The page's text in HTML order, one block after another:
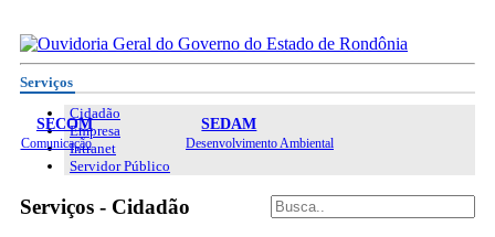
SECOM
Comunicação
SEDAM
Desenvolvimento Ambiental
Serviços
Cidadão
Empresa
Intranet
Servidor Público
Serviços - Cidadão